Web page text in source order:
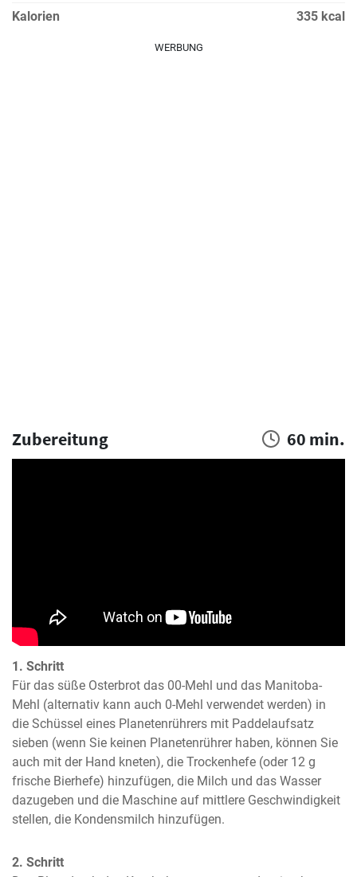
Kalorien
335 kcal
WERBUNG
Zubereitung 60 min.
1. Schritt
Für das süße Osterbrot das 00-Mehl und das Manitoba-
Mehl (alternativ kann auch 0-Mehl verwendet werden) in
die Schüssel eines Planetenrührers mit Paddelaufsatz
sieben (wenn Sie keinen Planetenrührer haben, können Sie
auch mit der Hand kneten), die Trockenhefe (oder 12 g
frische Bierhefe) hinzufügen, die Milch und das Wasser
dazugeben und die Maschine auf mittlere Geschwindigkeit
stellen, die Kondensmilch hinzufügen.
2. Schritt